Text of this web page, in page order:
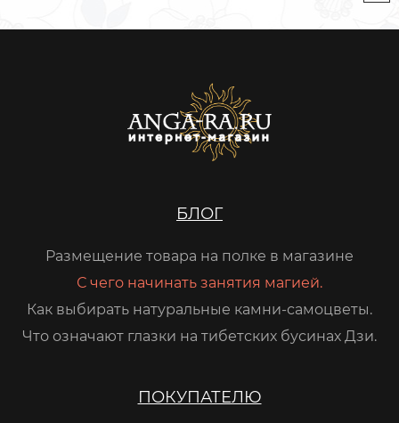
БЛОГ
Размещение товара на полке в магазине
С чего начинать занятия магией.
Как выбирать натуральные камни-самоцветы.
Что означают глазки на тибетских бусинах Дзи.
ПОКУПАТЕЛЮ